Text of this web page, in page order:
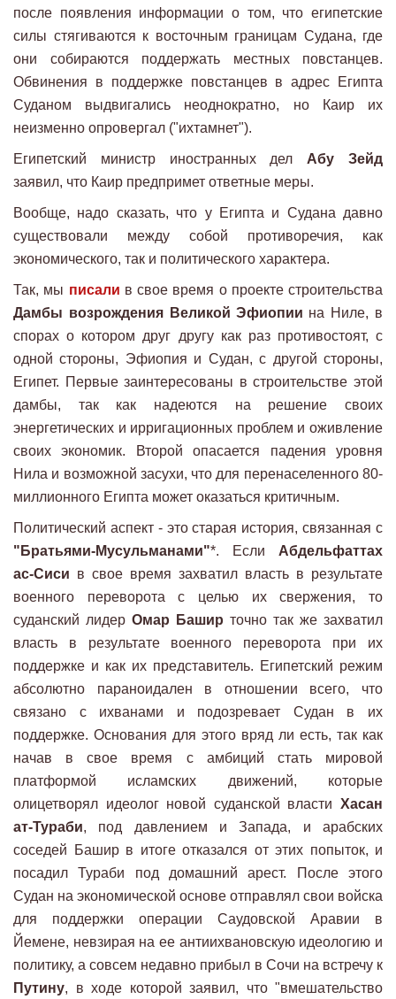
после появления информации о том, что египетские
силы стягиваются к восточным границам Судана, где
они собираются поддержать местных повстанцев.
Обвинения в поддержке повстанцев в адрес Египта
Суданом выдвигались неоднократно, но Каир их
неизменно опровергал ("ихтамнет").
Египетский министр иностранных дел Абу Зейд
заявил, что Каир предпримет ответные меры.
Вообще, надо сказать, что у Египта и Судана давно
существовали между собой противоречия, как
экономического, так и политического характера.
Так, мы писали в свое время о проекте строительства
Дамбы возрождения Великой Эфиопии на Ниле, в
спорах о котором друг другу как раз противостоят, с
одной стороны, Эфиопия и Судан, с другой стороны,
Египет. Первые заинтересованы в строительстве этой
дамбы, так как надеются на решение своих
энергетических и ирригационных проблем и оживление
своих экономик. Второй опасается падения уровня
Нила и возможной засухи, что для перенаселенного 80-
миллионного Египта может оказаться критичным.
Политический аспект - это старая история, связанная с
"Братьями-Мусульманами"*. Если Абдельфаттах
ас-Сиси в свое время захватил власть в результате
военного переворота с целью их свержения, то
суданский лидер Омар Башир точно так же захватил
власть в результате военного переворота при их
поддержке и как их представитель. Египетский режим
абсолютно параноидален в отношении всего, что
связано с ихванами и подозревает Судан в их
поддержке. Основания для этого вряд ли есть, так как
начав в свое время с амбиций стать мировой
платформой исламских движений, которые
олицетворял идеолог новой суданской власти Хасан
ат-Тураби, под давлением и Запада, и арабских
соседей Башир в итоге отказался от этих попыток, и
посадил Тураби под домашний арест. После этого
Судан на экономической основе отправлял свои войска
для поддержки операции Саудовской Аравии в
Йемене, невзирая на ее антиихвановскую идеологию и
политику, а совсем недавно прибыл в Сочи на встречу к
Путину, в ходе которой заявил, что "вмешательство